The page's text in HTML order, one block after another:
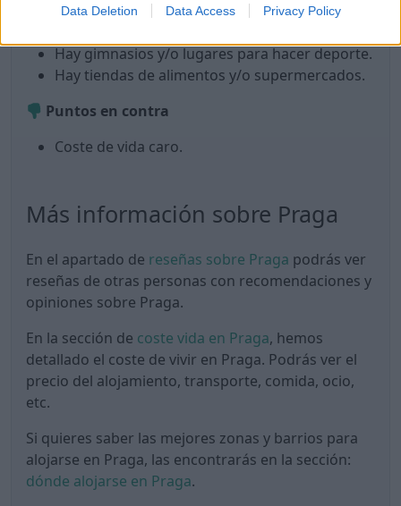
Data Deletion Data Access Privacy Policy
Hay lugares de interés que visitar.
Hay gimnasios y/o lugares para hacer deporte.
Hay tiendas de alimentos y/o supermercados.
Puntos en contra
Coste de vida caro.
Más información sobre Praga
En el apartado de reseñas sobre Praga podrás ver
reseñas de otras personas con recomendaciones y
opiniones sobre Praga.
En la sección de coste vida en Praga, hemos
detallado el coste de vivir en Praga. Podrás ver el
precio del alojamiento, transporte, comida, ocio,
etc.
Si quieres saber las mejores zonas y barrios para
alojarse en Praga, las encontrarás en la sección:
dónde alojarse en Praga.